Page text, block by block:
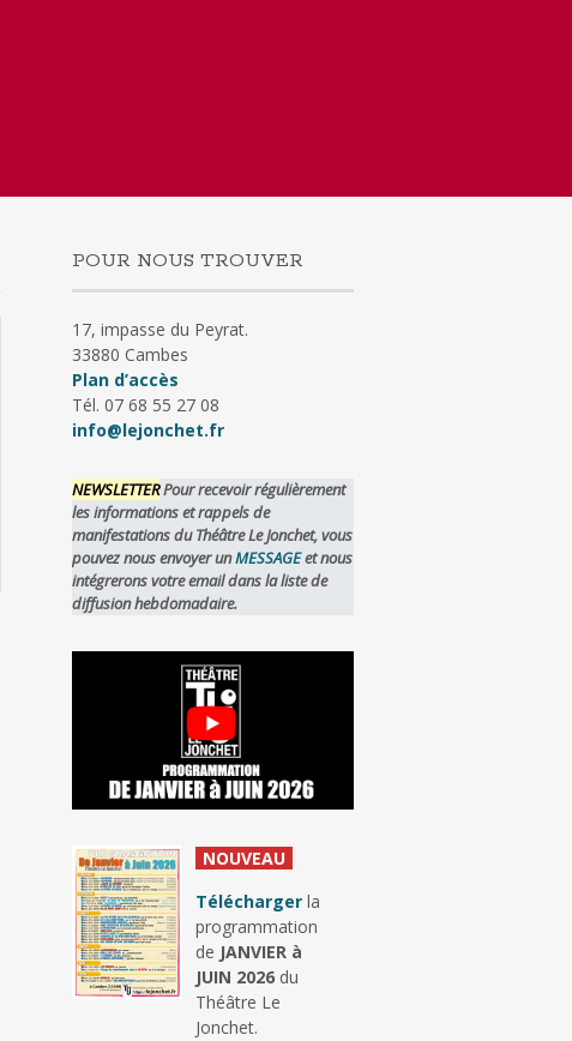
POUR NOUS TROUVER
17, impasse du Peyrat.
33880 Cambes
Plan d’accès
Tél. 07 68 55 27 08
info@lejonchet.fr
NEWSLETTERPour recevoir régulièrement
les informations et rappels de
manifestations du Théâtre Le Jonchet, vous
pouvez nous envoyer unMESSAGEet nous
intégrerons votre email dans la liste de
diffusion hebdomadaire.
NOUVEAU
Télécharger la
programmation
de JANVIER à
JUIN 2026 du
Théâtre Le
Jonchet.